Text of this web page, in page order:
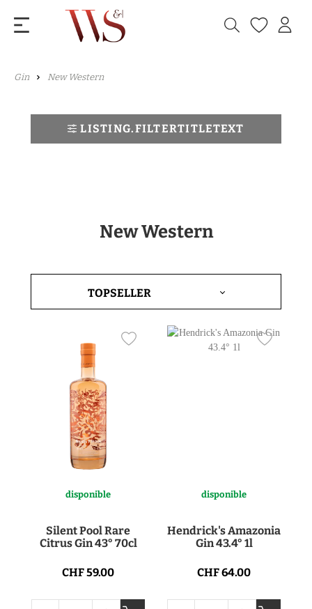
Gin New Western
LISTING.FILTERTITLETEXT
New Western
disponible
Silent Pool Rare
Citrus Gin 43° 70cl
CHF 59.00
disponible
Hendrick's Amazonia
Gin 43.4° 1l
CHF 64.00